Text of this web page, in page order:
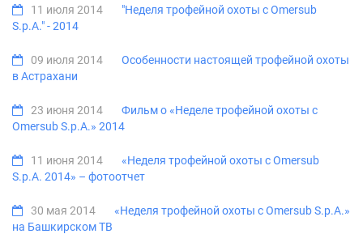
11 июля 2014
"Неделя трофейной охоты с Omersub
S.p.A." - 2014
09 июля 2014
Особенности настоящей трофейной охоты
в Астрахани
23 июня 2014
Фильм о «Неделе трофейной охоты с
Omersub S.p.A.» 2014
11 июня 2014
«Неделя трофейной охоты с Omersub
S.p.A. 2014» – фотоотчет
30 мая 2014
«Неделя трофейной охоты с Omersub S.p.A.»
на Башкирском ТВ